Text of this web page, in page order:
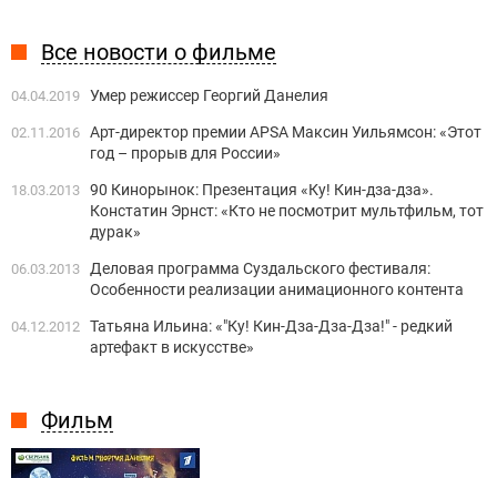
Фильм
Все новости о фильме
04.04.2019 Умер режиссер Георгий Данелия
02.11.2016 Арт-директор премии APSA Максин Уильямсон: «Этот
год – прорыв для России»
18.03.2013 90 Кинорынок: Презентация «Ку! Кин-дза-дза».
Констатин Эрнст: «Кто не посмотрит мультфильм, тот
дурак»
06.03.2013
Деловая программа Суздальского фестиваля:
Особенности реализации анимационного контента
04.12.2012 Татьяна Ильина: «"Ку! Кин-Дза-Дза-Дза!" - редкий
артефакт в искусстве»